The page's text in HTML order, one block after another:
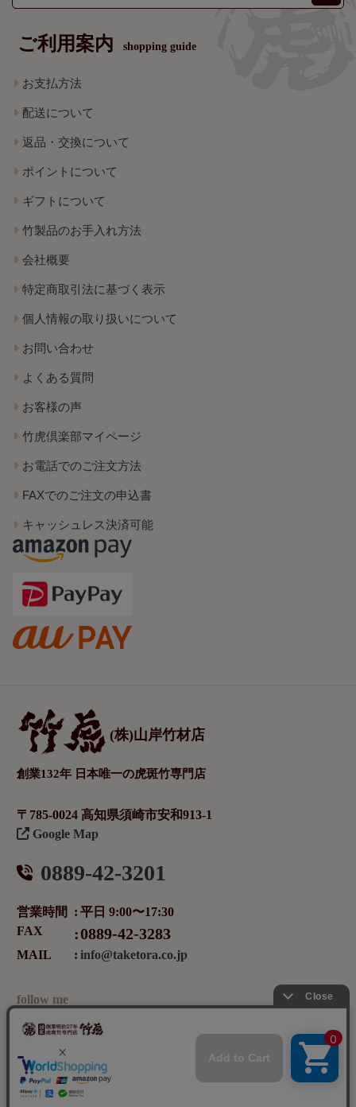
ご利用案内 shopping guide
お支払方法
配送について
返品・交換について
ポイントについて
ギフトについて
竹製品のお手入れ方法
会社概要
特定商取引法に基づく表示
個人情報の取り扱いについて
お問い合わせ
よくある質問
お客様の声
竹虎倶楽部マイページ
お電話でのご注文方法
FAXでのご注文の申込書
キャッシュレス決済可能
(株)山岸竹材店
創業132年 日本唯一の虎斑竹専門店
〒785-0024 高知県須崎市安和913-1
Google Map
0889-42-3201
営業時間
平日 9:00〜17:30
FAX
0889-42-3283
MAIL info@taketora.co.jp
follow me
メールマガジンの登録